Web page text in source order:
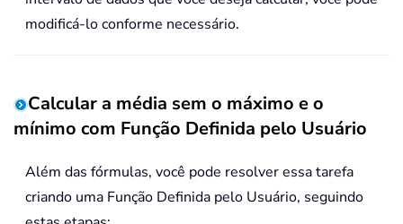
modificá-lo conforme necessário.
Calcular a média sem o máximo e o
mínimo com Função Definida pelo Usuário
Além das fórmulas, você pode resolver essa tarefa
criando uma Função Definida pelo Usuário, seguindo